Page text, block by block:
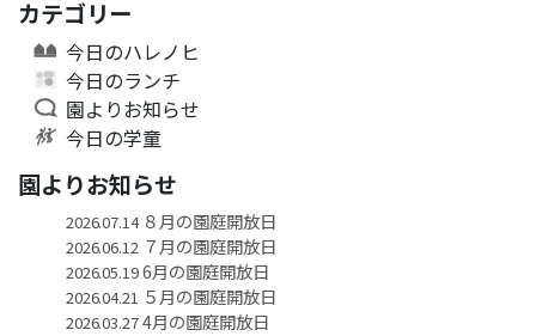
カテゴリー
今日のハレノヒ
今日のランチ
園よりお知らせ
今日の学童
園よりお知らせ
2026.07.14８月の園庭開放日
2026.06.12７月の園庭開放日
2026.05.196月の園庭開放日
2026.04.21 ５月の園庭開放日
2026.03.274月の園庭開放日